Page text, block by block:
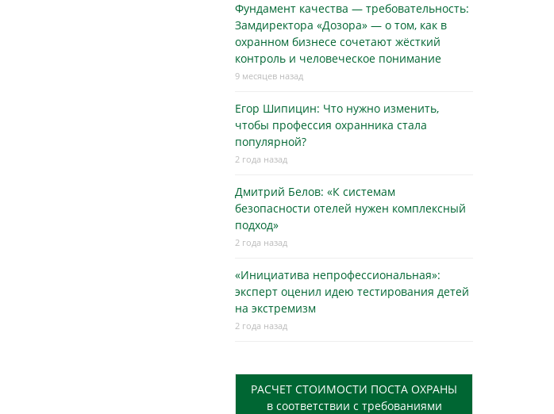
Фундамент качества — требовательность:
Замдиректора «Дозора» — о том, как в
охранном бизнесe сочетают жёсткий
контроль и человеческое понимание
9 месяцев назад
Егор Шипицин: Что нужно изменить,
чтобы профессия охранника стала
популярной?
2 года назад
Дмитрий Белов: «К системам
безопасности отелей нужен комплексный
подход»
2 года назад
«Инициатива непрофессиональная»:
эксперт оценил идею тестирования детей
на экстремизм
2 года назад
РАСЧЕТ СТОИМОСТИ ПОСТА ОХРАНЫ
в соответствии с требованиями